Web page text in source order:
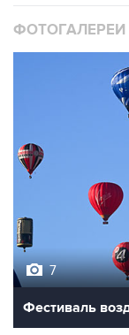
ФОТОГАЛЕРЕИ
7
Фестиваль